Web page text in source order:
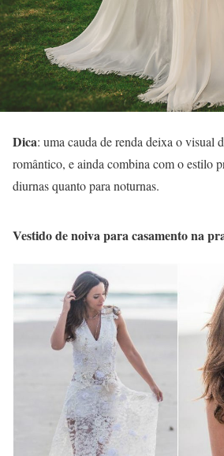
Dica: uma cauda de renda deixa o visual
romântico, e ainda combina com o estilo
diurnas quanto para noturnas.
Vestido de noiva para casamento na